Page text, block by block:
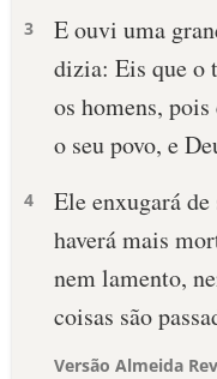
3
E ouvi uma
dizia: Eis que o
os homens,
o seu povo, e
4
Ele enxugará
haverá mais
nem lamento,
coisas são
Versão Almeida